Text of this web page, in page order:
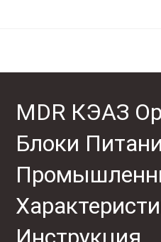
MDR КЭАЗ
Блоки